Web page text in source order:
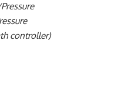
controller)